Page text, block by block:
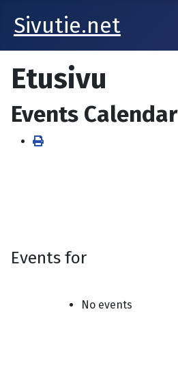
Sivutie.net
Etusivu
Events Calendar
Events for
No events